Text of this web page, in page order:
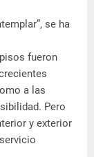
se ha
fueron
a las
Pero
y exterior